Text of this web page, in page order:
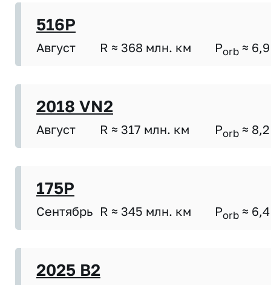
516P
Август R ≈ 368 млн. км Porb ≈ 6,9
2018 VN2
Август R ≈ 317 млн. км Porb ≈ 8,2
175P
Сентябрь R ≈ 345 млн. км Porb ≈ 6,4
2025 B2